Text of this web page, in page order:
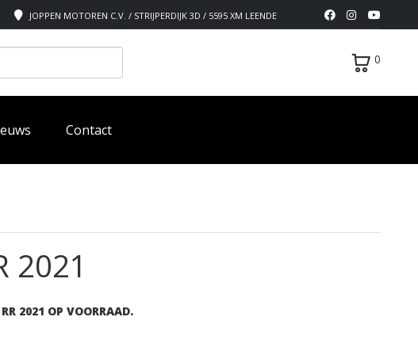
JOPPEN MOTOREN C.V. / STRIJPERDIJK 3D / 5595 XM LEENDE
0
Contact
2021
2021 OP VOORRAAD.